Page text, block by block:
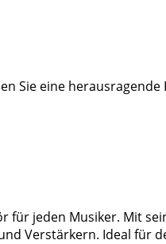
Sie eine
für jeden Musiker. Mit
Verstärkern. Ideal für